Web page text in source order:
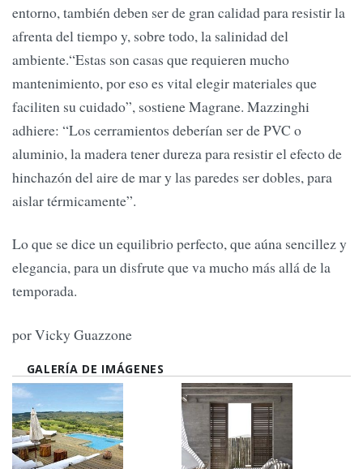
entorno, también deben ser de gran calidad para resistir la
afrenta del tiempo y, sobre todo, la salinidad del
ambiente.“Estas son casas que requieren mucho
mantenimiento, por eso es vital elegir materiales que
faciliten su cuidado”, sostiene Magrane. Mazzinghi
adhiere: “Los cerramientos deberían ser de PVC o
aluminio, la madera tener dureza para resistir el efecto de
hinchazón del aire de mar y las paredes ser dobles, para
aislar térmicamente”.
Lo que se dice un equilibrio perfecto, que aúna sencillez y
elegancia, para un disfrute que va mucho más allá de la
temporada.
por Vicky Guazzone
GALERÍA DE IMÁGENES